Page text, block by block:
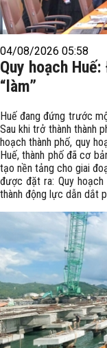
04/08/2026 05:58
Quy hoạch
“làm”
Huế đang đứng trước
Sau khi trở thành thành
hoạch thành phố, quy
Huế, thành phố đã cơ
tạo nền tảng cho giai
được đặt ra: Quy
thành động lực dẫn dắt